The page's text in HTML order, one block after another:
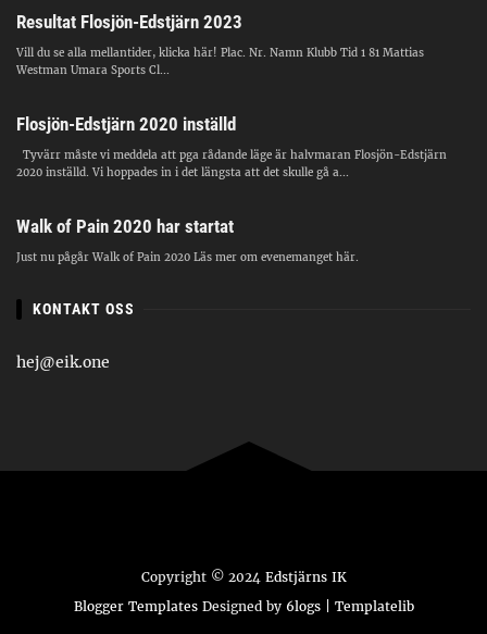
Resultat Flosjön-Edstjärn 2023
Vill du se alla mellantider, klicka här! Plac. Nr. Namn Klubb Tid 1 81 Mattias
Westman Umara Sports Cl...
Flosjön-Edstjärn 2020 inställd
Tyvärr måste vi meddela att pga rådande läge är halvmaran Flosjön-Edstjärn
2020 inställd. Vi hoppades in i det längsta att det skulle gå a...
Walk of Pain 2020 har startat
Just nu pågår Walk of Pain 2020 Läs mer om evenemanget här.
KONTAKT OSS
hej@eik.one
Copyright © 2024 Edstjärns IK
Blogger TemplatesDesigned by 6logs| Templatelib